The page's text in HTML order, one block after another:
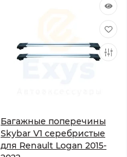
Багажные поперечины
Skybar V1 серебристые
для Renault Logan 2015-